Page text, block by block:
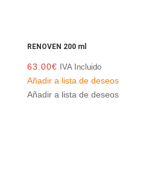
RENOVEN 200 ml
63.00€ IVA Incluido
Añadir a lista de deseos
Añadir a lista de deseos